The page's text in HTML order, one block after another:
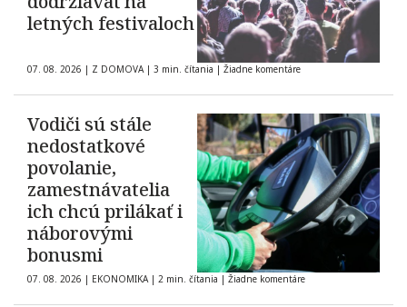
letných festivaloch
07. 08. 2026 | Z DOMOVA | 3 min. čítania | Žiadne komentáre
Vodiči sú stále
nedostatkové
povolanie,
zamestnávatelia
ich chcú prilákať i
náborovými
bonusmi
07. 08. 2026 | EKONOMIKA | 2 min. čítania | Žiadne komentáre